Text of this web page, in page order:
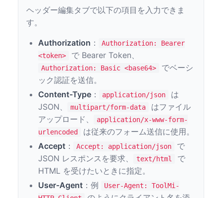
ヘッダー編集タブで以下の項目を入力できま
す。
Authorization ：
Authorization: Bearer
<token>
で Bearer Token、
Authorization: Basic <base64>
でベーシ
ック認証を送信。
Content-Type ： application/json
は
JSON、
multipart/form-data
はファイル
アップロード、
application/x-www-form-
urlencoded
は従来のフォーム送信に使用。
Accept ： Accept: application/json
で
JSON レスポンスを要求、
text/html
で
HTML を受けたいときに指定。
User-Agent ：例
User-Agent: ToolMi-